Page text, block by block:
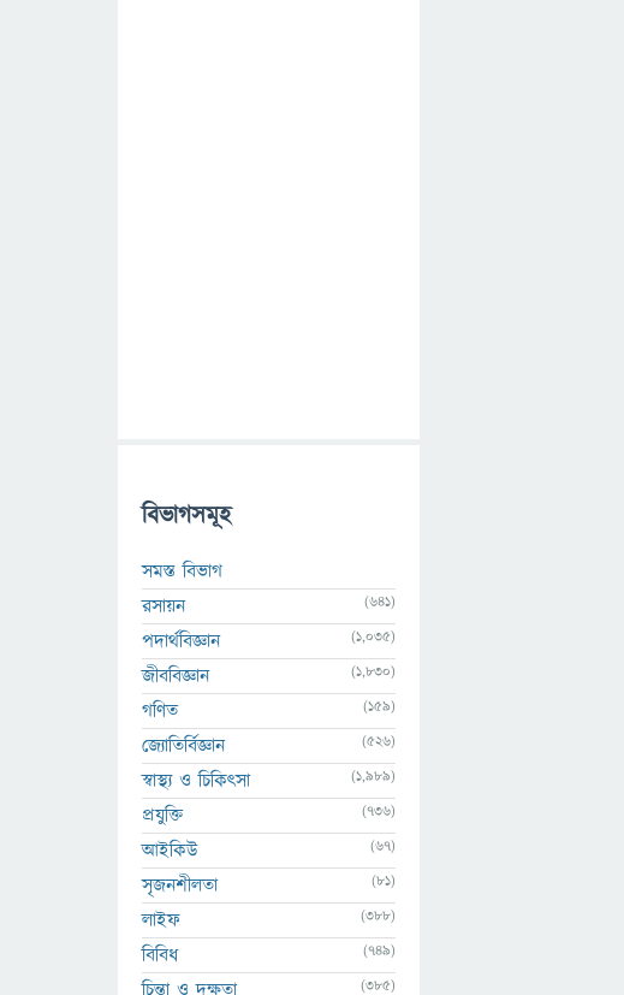
বিভাগসমূহ
সমস্ত বিভাগ
রসায়ন
(641)
পদার্থবিজ্ঞান (1,035)
জীববিজ্ঞান (1,830)
গণিত (159)
জ্যোতির্বিজ্ঞান (526)
স্বাস্থ্য ও চিকিৎসা (1,989)
প্রযুক্তি (736)
আইকিউ (67)
সৃজনশীলতা (81)
লাইফ (388)
বিবিধ (749)
চিন্তা ও দক্ষতা (385)